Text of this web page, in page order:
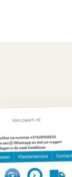
ionclean.nl